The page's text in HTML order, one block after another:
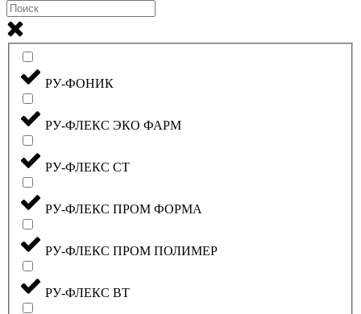
РУ-ФОНИК
РУ-ФЛЕКС ЭКО ФАРМ
РУ-ФЛЕКС СТ
РУ-ФЛЕКС ПРОМ ФОРМА
РУ-ФЛЕКС ПРОМ ПОЛИМЕР
РУ-ФЛЕКС ВТ